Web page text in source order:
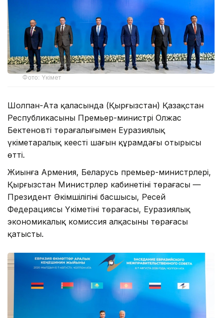
Фото: Үкімет
Шолпан-Ата қаласында (Қырғызстан) Қазақстан
Республикасының Премьер-министрі Олжас
Бектеновтің төрағалығымен Еуразиялық
үкіметаралық кеңестің шағын құрамдағы отырысы
өтті.
Жиынға Армения, Беларусь премьер-министрлері,
Қырғызстан Министрлер кабинетінің төрағасы —
Президент Әкімшілігінің басшысы, Ресей
Федерациясы Үкіметінің төрағасы, Еуразиялық
экономикалық комиссия алқасының төрағасы
қатысты.